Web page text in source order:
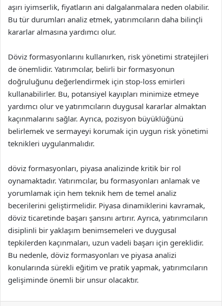
aşırı iyimserlik, fiyatların ani dalgalanmalara neden olabilir.
Bu tür durumları analiz etmek, yatırımcıların daha bilinçli
kararlar almasına yardımcı olur.
Döviz formasyonlarını kullanırken, risk yönetimi stratejileri
de önemlidir. Yatırımcılar, belirli bir formasyonun
doğruluğunu değerlendirmek için stop-loss emirleri
kullanabilirler. Bu, potansiyel kayıpları minimize etmeye
yardımcı olur ve yatırımcıların duygusal kararlar almaktan
kaçınmalarını sağlar. Ayrıca, pozisyon büyüklüğünü
belirlemek ve sermayeyi korumak için uygun risk yönetimi
teknikleri uygulanmalıdır.
döviz formasyonları, piyasa analizinde kritik bir rol
oynamaktadır. Yatırımcılar, bu formasyonları anlamak ve
yorumlamak için hem teknik hem de temel analiz
becerilerini geliştirmelidir. Piyasa dinamiklerini kavramak,
döviz ticaretinde başarı şansını artırır. Ayrıca, yatırımcıların
disiplinli bir yaklaşım benimsemeleri ve duygusal
tepkilerden kaçınmaları, uzun vadeli başarı için gereklidir.
Bu nedenle, döviz formasyonları ve piyasa analizi
konularında sürekli eğitim ve pratik yapmak, yatırımcıların
gelişiminde önemli bir unsur olacaktır.